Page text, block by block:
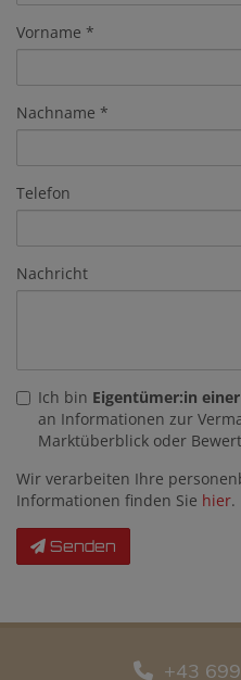
Vorname
Nachname
Telefon
Nachricht
Ich bin Eigentümer:in
an Informationen zur
Marktüberblick oder
Wir verarbeiten Ihre
Informationen finden Sie hier.
Senden
+43